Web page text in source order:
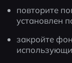
повторите
установлен
закройте